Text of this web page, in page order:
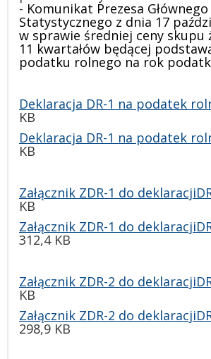
- Komunikat Prezesa
Statystycznego z dnia 17
w sprawie średniej ceny skupu
11 kwartałów będącej
podatku rolnego na rok
Deklaracja DR-1 na podatek
KB
Deklaracja DR-1 na podatek
KB
Załącznik ZDR-1 do
KB
Załącznik ZDR-1 do
312,4 KB
Załącznik ZDR-2 do
KB
Załącznik ZDR-2 do
298,9 KB